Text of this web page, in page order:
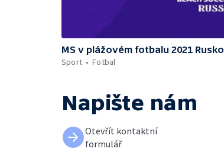
MS v plážovém fotbalu 2021 Rusko
Sport
Fotbal
Napište nám
Otevřít kontaktní
formulář